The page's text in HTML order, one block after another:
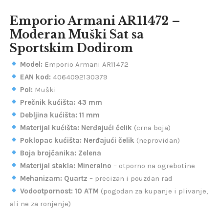
Emporio Armani AR11472 –
Moderan Muški Sat sa
Sportskim Dodirom
Model: Emporio Armani AR11472
EAN kod: 4064092130379
Pol: Muški
Prečnik kućišta: 43 mm
Debljina kućišta: 11 mm
Materijal kućišta: Nerđajući čelik (crna boja)
Poklopac kućišta: Nerđajući čelik (neprovidan)
Boja brojčanika: Zelena
Materijal stakla: Mineralno – otporno na ogrebotine
Mehanizam: Quartz – precizan i pouzdan rad
Vodootpornost: 10 ATM (pogodan za kupanje i plivanje,
ali ne za ronjenje)